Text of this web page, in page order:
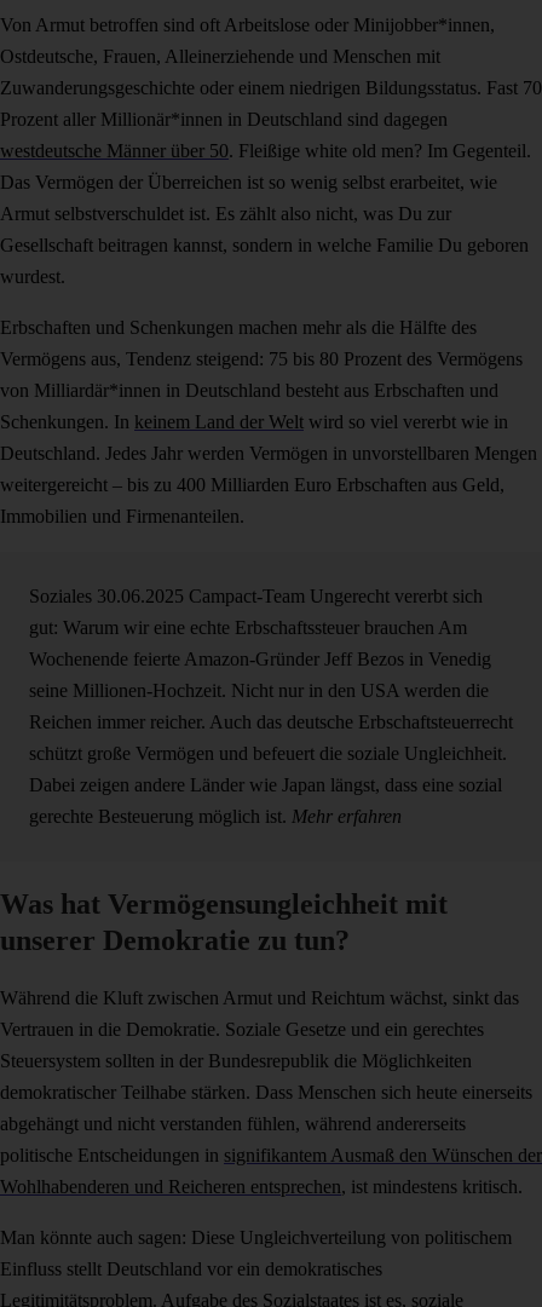
Von Armut betroffen sind oft Arbeitslose oder Minijobber*innen,
Ostdeutsche, Frauen, Alleinerziehende und Menschen mit
Zuwanderungsgeschichte oder einem niedrigen Bildungsstatus. Fast 70
Prozent aller Millionär*innen in Deutschland sind dagegen
westdeutsche Männer über 50. Fleißige white old men? Im Gegenteil.
Das Vermögen der Überreichen ist so wenig selbst erarbeitet, wie
Armut selbstverschuldet ist. Es zählt also nicht, was Du zur
Gesellschaft beitragen kannst, sondern in welche Familie Du geboren
wurdest.
Erbschaften und Schenkungen machen mehr als die Hälfte des
Vermögens aus, Tendenz steigend: 75 bis 80 Prozent des Vermögens
von Milliardär*innen in Deutschland besteht aus Erbschaften und
Schenkungen. In keinem Land der Welt wird so viel vererbt wie in
Deutschland. Jedes Jahr werden Vermögen in unvorstellbaren Mengen
weitergereicht – bis zu 400 Milliarden Euro Erbschaften aus Geld,
Immobilien und Firmenanteilen.
Soziales 30.06.2025 Campact-Team Ungerecht vererbt sich
gut: Warum wir eine echte Erbschaftssteuer brauchen Am
Wochenende feierte Amazon-Gründer Jeff Bezos in Venedig
seine Millionen-Hochzeit. Nicht nur in den USA werden die
Reichen immer reicher. Auch das deutsche Erbschaftsteuerrecht
schützt große Vermögen und befeuert die soziale Ungleichheit.
Dabei zeigen andere Länder wie Japan längst, dass eine sozial
gerechte Besteuerung möglich ist. Mehr erfahren
Was hat Vermögensungleichheit mit
unserer Demokratie zu tun?
Während die Kluft zwischen Armut und Reichtum wächst, sinkt das
Vertrauen in die Demokratie. Soziale Gesetze und ein gerechtes
Steuersystem sollten in der Bundesrepublik die Möglichkeiten
demokratischer Teilhabe stärken. Dass Menschen sich heute einerseits
abgehängt und nicht verstanden fühlen, während andererseits
politische Entscheidungen in signifikantem Ausmaß den Wünschen der
Wohlhabenderen und Reicheren entsprechen, ist mindestens kritisch.
Man könnte auch sagen: Diese Ungleichverteilung von politischem
Einfluss stellt Deutschland vor ein demokratisches
Legitimitätsproblem. Aufgabe des Sozialstaates ist es, soziale